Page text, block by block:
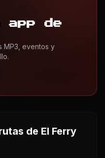
app de
MP3, eventos y
de El Ferry